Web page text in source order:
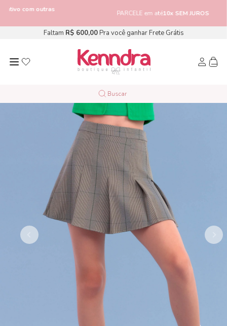
outras PARCELE em até10x SEM JUROS
Faltam R$ 600,00Pra você ganhar Frete Grátis